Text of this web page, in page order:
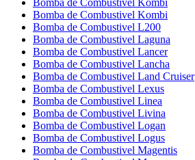
Bomba de Combustivel Kombi
Bomba de Combustivel Kombi
Bomba de Combustivel L200
Bomba de Combustivel Laguna
Bomba de Combustivel Lancer
Bomba de Combustivel Lancha
Bomba de Combustivel Land Cruiser
Bomba de Combustivel Lexus
Bomba de Combustivel Linea
Bomba de Combustivel Livina
Bomba de Combustivel Logan
Bomba de Combustivel Logus
Bomba de Combustivel Magentis